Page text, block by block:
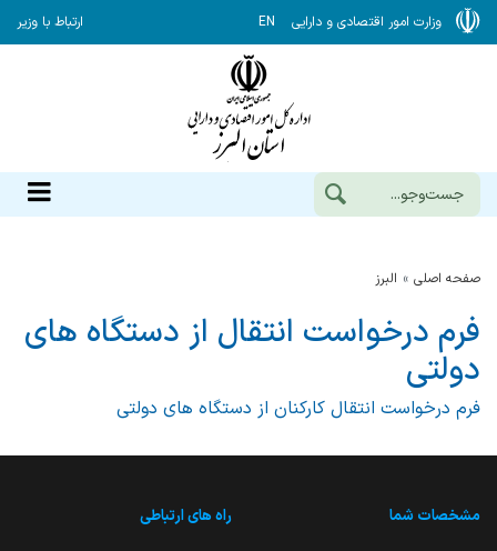
وزارت امور اقتصادی و دارایی EN ارتباط با وزیر
صفحه اصلی البرز
فرم درخواست انتقال از دستگاه های
دولتی
فرم درخواست انتقال کارکنان از دستگاه های دولتی
مشخصات شما راه های ارتباطی